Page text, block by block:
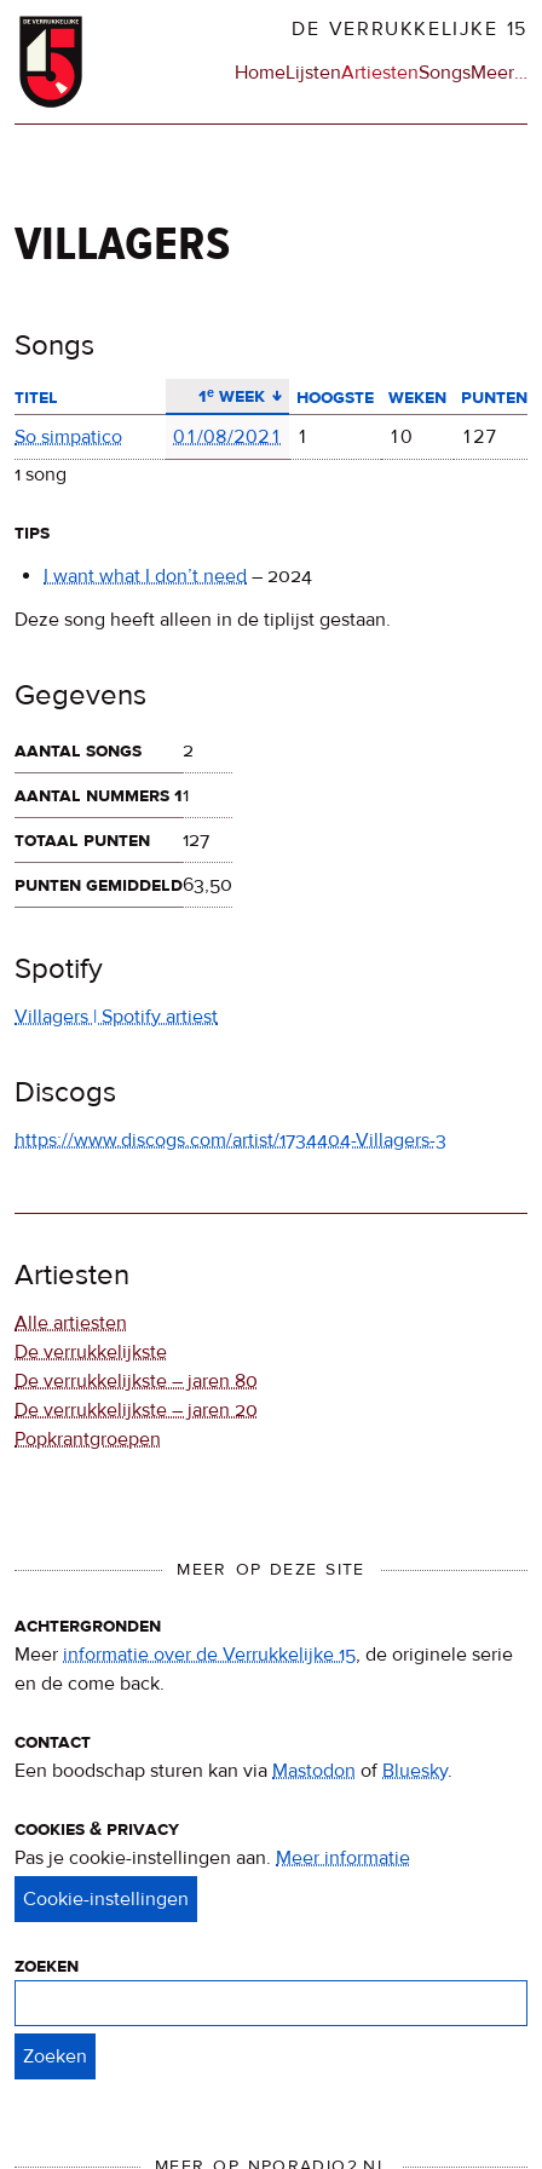
Overslaan
naar
DE VERRUKKELIJKE 15
Hoofdnavigatie
HomeLijstenArtiestenSongsMeerop
…
villagers
Songs
titel 1ᵉ week
aflopend sorteren hoogste weken
punten
So simpatico
01/08/2021 1 10
127
1 song
tips
I want what I don’t need – 2024
Deze song heeft alleen in de tiplijst gestaan.
Gegevens
aantal songs
2
aantal nummers 11
totaal punten
127
punten gemiddeld63,50
Spotify
Villagers | Spotify artiest
Discogs
https://www.discogs.com/artist/1734404-Villagers-3
Artiesten
Alle artiesten
De verrukkelijkste
De verrukkelijkste – jaren 80
De verrukkelijkste – jaren 20
Popkrantgroepen
MEER OP DEZE SITE
achtergronden
Meer informatie over de Verrukkelijke 15, de originele serie
en de come back.
contact
Een boodschap sturen kan via Mastodon ofBluesky.
cookies & privacy
Pas je cookie-instellingen aan. Meer informatie
zoeken